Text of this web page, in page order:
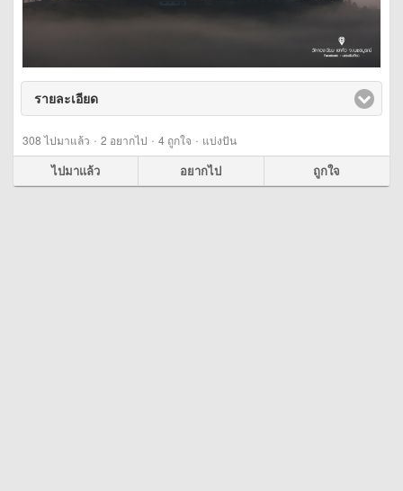
รายละเอียด
308ไปมาแล้ว · 2 อยากไป · 4 ถูกใจ · แบ่งปัน
ไปมาแล้ว อยากไป ถูกใจ